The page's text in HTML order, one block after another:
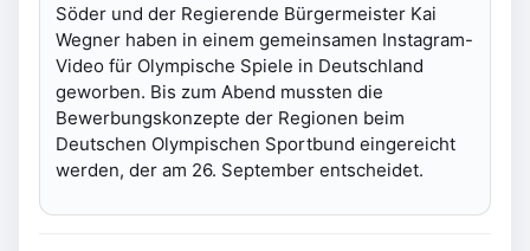
Söder und der Regierende Bürgermeister Kai
Wegner haben in einem gemeinsamen Instagram-
Video für Olympische Spiele in Deutschland
geworben. Bis zum Abend mussten die
Bewerbungskonzepte der Regionen beim
Deutschen Olympischen Sportbund eingereicht
werden, der am 26. September entscheidet.